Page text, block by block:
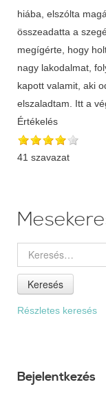
hiába, elszólta
összeadatta a
megígérte, hogy
nagy lakodalmat,
kapott valamit, aki
elszaladtam. Itt a
Értékelés
41 szavazat
Keresés
Részletes keresés
Bejelentkezés